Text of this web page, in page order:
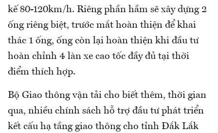
kế 80-120km/h. Riêng phần hầm sẽ xây dựng 2
ống riêng biệt, trước mắt hoàn thiện để khai
thác 1 ống, ống còn lại hoàn thiện khi đầu tư
hoàn chỉnh 4 làn xe cao tốc đầy đủ tại thời
điểm thích hợp.
Bộ Giao thông vận tải cho biết thêm, thời gian
qua, nhiều chính sách hỗ trợ đầu tư phát triển
kết cấu hạ tầng giao thông cho tỉnh Đắk Lắk